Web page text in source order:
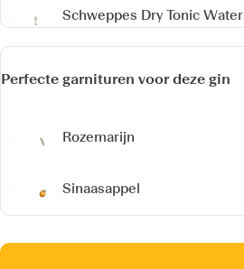
Schweppes Dry Tonic Water
Perfecte garnituren voor deze gin
Rozemarijn
Sinaasappel